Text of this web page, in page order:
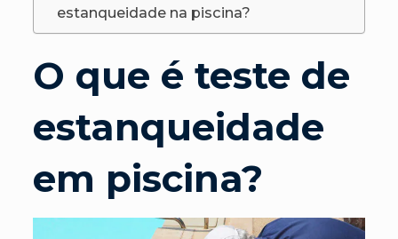
estanqueidade na piscina?
O que é teste de
estanqueidade
em piscina?